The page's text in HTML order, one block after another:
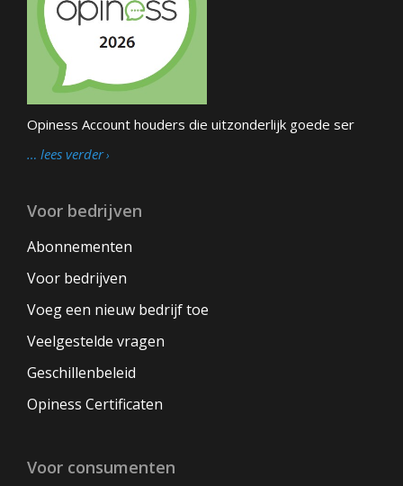
Opiness Account houders die uitzonderlijk goede ser
… lees verder
Voor bedrijven
Abonnementen
Voor bedrijven
Voeg een nieuw bedrijf toe
Veelgestelde vragen
Geschillenbeleid
Opiness Certificaten
Voor consumenten